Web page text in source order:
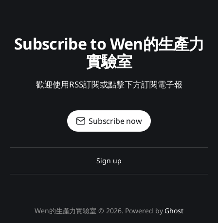
Subscribe to Wen的生產力
實驗室
歡迎使用RSS訂閱或點擊下方訂閱電子報
Subscribe now
Sign up
Wen的生產力實驗室 © 2026. Powered by Ghost